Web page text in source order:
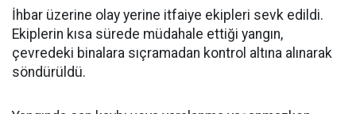
İhbar üzerine olay yerine itfaiye ekipleri sevk edildi.
Ekiplerin kısa sürede müdahale ettiği yangın,
çevredeki binalara sıçramadan kontrol altına alınarak
söndürüldü.